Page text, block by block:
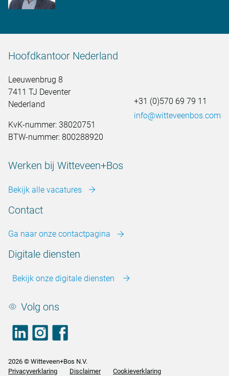
Hoofdkantoor Nederland
Leeuwenbrug 8
7411 TJ Deventer
Nederland
KvK-nummer: 38020751
BTW-nummer: 800288920
+31 (0)570 69 79 11
info@witteveenbos.com
Werken bij Witteveen+Bos
Bekijk alle vacatures
Contact
Ga naar onze contactpagina
Digitale diensten
Bekijk onze digitale diensten
Volg ons
LinkedInfooter.instagram
2026 © Witteveen+Bos N.V.
Privacyverklaring
Disclaimer Cookieverklaring